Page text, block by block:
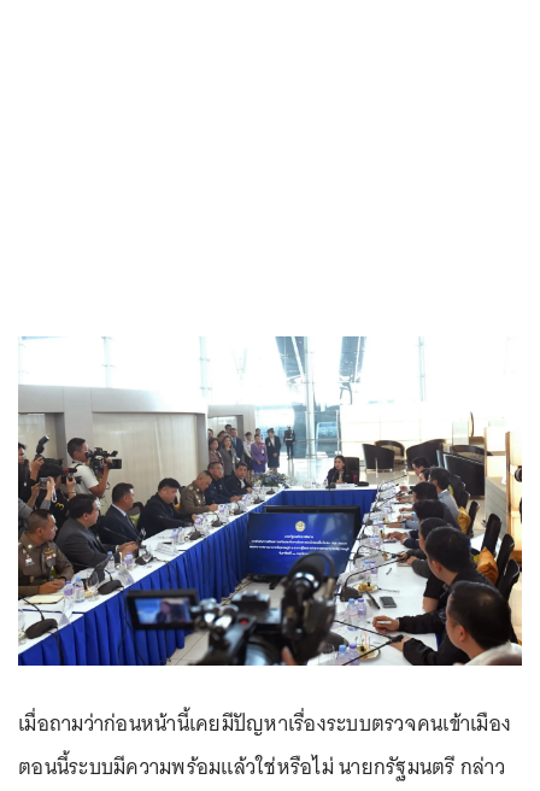
เมื่อถามว่าก่อนหน้านี้เคยมีปัญหาเรื่องระบบตรวจคนเข้าเมือง
ตอนนี้ระบบมีความพร้อมแล้วใช่หรือไม่ นายกรัฐมนตรี กล่าว